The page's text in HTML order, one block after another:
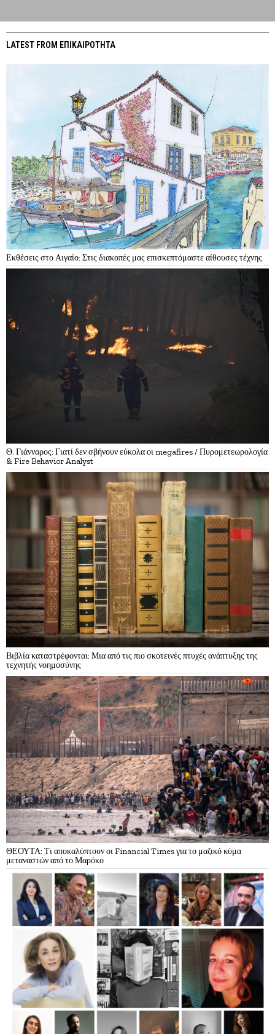
LATEST FROM ΕΠΙΚΑΙΡΟΤΗΤΑ
Εκθέσεις στο Αιγαίο: Στις διακοπές μας επισκεπτόμαστε αίθουσες τέχνης
Θ. Γιάνναρος: Γιατί δεν σβήνουν εύκολα οι megafires / Πυρομετεωρολογία
& Fire Behavior Analyst
Βιβλία καταστρέφονται: Μια από τις πιο σκοτεινές πτυχές ανάπτυξης της
τεχνητής νοημοσύνης
ΘΕΟΥΤΑ: Τι αποκαλύπτουν οι Financial Times για το μαζικό κύμα
μεταναστών από το Μαρόκο